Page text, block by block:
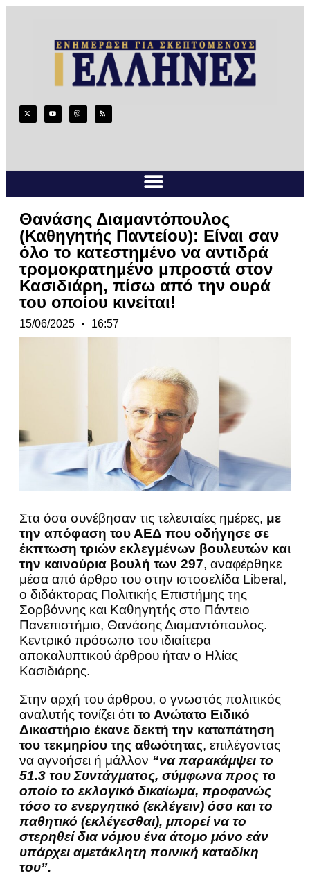
Θανάσης Διαμαντόπουλος
(Καθηγητής Παντείου): Είναι σαν
όλο το κατεστημένο να αντιδρά
τρομοκρατημένο μπροστά στον
Κασιδιάρη, πίσω από την ουρά
του οποίου κινείται!
15/06/2025 16:57
Στα όσα συνέβησαν τις τελευταίες ημέρες, με
την απόφαση του ΑΕΔ που οδήγησε σε
έκπτωση τριών εκλεγμένων βουλευτών και
την καινούρια βουλή των 297, αναφέρθηκε
μέσα από άρθρο του στην ιστοσελίδα Liberal,
ο διδάκτορας Πολιτικής Επιστήμης της
Σορβόννης και Καθηγητής στο Πάντειο
Πανεπιστήμιο, Θανάσης Διαμαντόπουλος.
Κεντρικό πρόσωπο του ιδιαίτερα
αποκαλυπτικού άρθρου ήταν ο Ηλίας
Κασιδιάρης.
Στην αρχή του άρθρου, ο γνωστός πολιτικός
αναλυτής τονίζει ότι το Ανώτατο Ειδικό
Δικαστήριο έκανε δεκτή την καταπάτηση
του τεκμηρίου της αθωότητας, επιλέγοντας
να αγνοήσει ή μάλλον “να παρακάμψει το
51.3 του Συντάγματος, σύμφωνα προς το
οποίο το εκλογικό δικαίωμα, προφανώς
τόσο το ενεργητικό (εκλέγειν) όσο και το
παθητικό (εκλέγεσθαι), μπορεί να το
στερηθεί δια νόμου ένα άτομο μόνο εάν
υπάρχει αμετάκλητη ποινική καταδίκη
του”.